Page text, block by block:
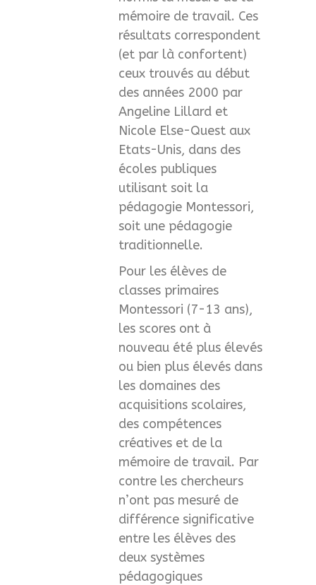
mémoire de travail. Ces
résultats correspondent
(et par là confortent)
ceux trouvés au début
des années 2000 par
Angeline Lillard et
Nicole Else-Quest aux
Etats-Unis, dans des
écoles publiques
utilisant soit la
pédagogie Montessori,
soit une pédagogie
traditionnelle.
Pour les élèves de
classes primaires
Montessori (7-13 ans),
les scores ont à
nouveau été plus élevés
ou bien plus élevés dans
les domaines des
acquisitions scolaires,
des compétences
créatives et de la
mémoire de travail. Par
contre les chercheurs
n’ont pas mesuré de
différence significative
entre les élèves des
deux systèmes
pédagogiques